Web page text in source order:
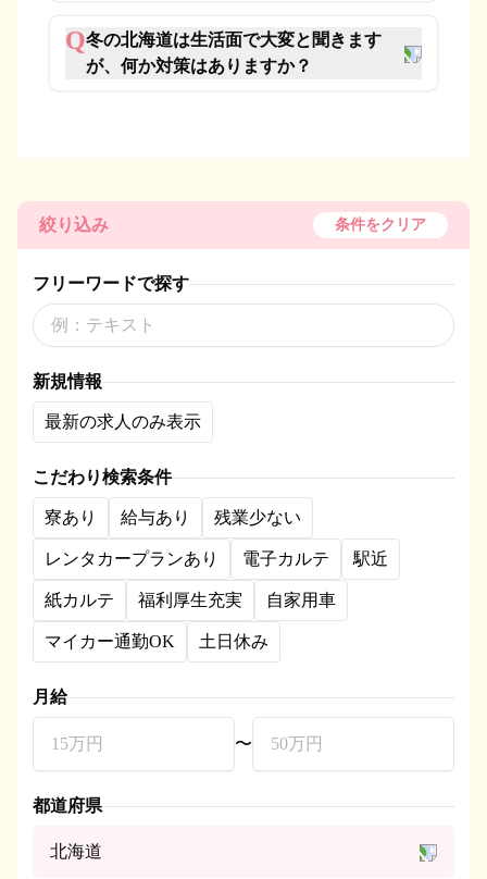
Q冬の北海道は生活面で大変と聞きます
が、何か対策はありますか？
絞り込み 条件をクリア
フリーワードで探す
新規情報
最新の求人のみ表示
こだわり検索条件
寮あり 給与あり 残業少ない
レンタカープランあり 電子カルテ 駅近
紙カルテ 福利厚生充実 自家用車
マイカー通勤OK 土日休み
月給
〜
都道府県
北海道